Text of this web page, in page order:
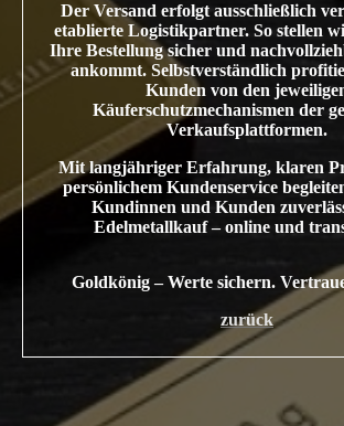
Der Versand erfolgt ausschließlich
etablierte Logistikpartner. So stellen
Ihre Bestellung sicher und
ankommt. Selbstverständlich
Kunden von den
Käuferschutzmechanismen der
Verkaufsplattformen.
Mit langjähriger Erfahrung, klaren
persönlichem Kundenservice
Kundinnen und Kunden
Edelmetallkauf – online und
Goldkönig – Werte sichern.
zurück